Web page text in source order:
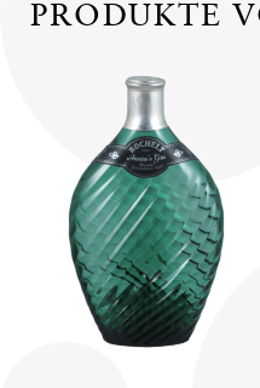
PRODUKTE